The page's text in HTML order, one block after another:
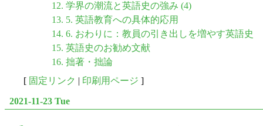
12. 学界の潮流と英語史の強み (4)
13. 5. 英語教育への具体的応用
14. 6. おわりに：教員の引き出しを増やす英語史
15. 英語史のお勧め文献
16. 拙著・拙論
[ 固定リンク 印刷用ページ ]
2021-11-23 Tue